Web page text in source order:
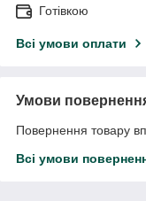
Готівкою
Всі умови оплати
Умови
Повернення товару
Всі умови